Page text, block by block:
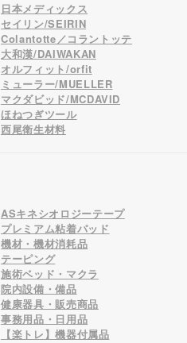
日本メディックス
セイリン/SEIRIN
Colantotte／コラントッテ
大和漢/DAIWAKAN
オルフィット/orfit
ミューラー/MUELLER
マクダビッド/MCDAVID
ほねつぎツール
西尾衛生材料
ASキネシオロジーテープ
プレミアム粘着パッド
機材・機材消耗品
テーピング
施術ベッド・マクラ
院内設備・備品
健康器具・販売商品
事務用品・日用品
【楽トレ】機器付属品